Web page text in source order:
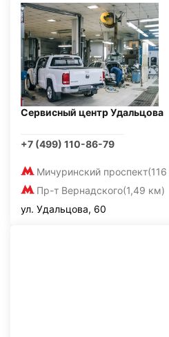
Сервисный центр Удальцова
+7 (499) 110-86-79
Мичуринский проспект
Пр-т Вернадского(1,49 км)
ул. Удальцова, 60